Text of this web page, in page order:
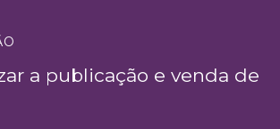
a publicação e venda de